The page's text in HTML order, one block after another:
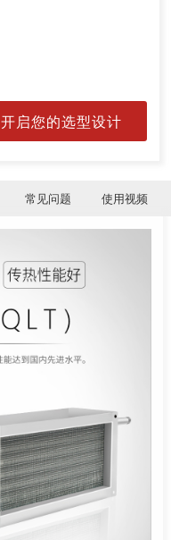
开启您的选型设计
常见问题 使用视频